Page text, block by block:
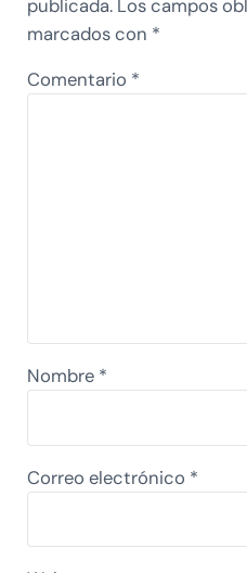
publicada. Los campos
marcados con *
Comentario *
Nombre *
Correo electrónico *